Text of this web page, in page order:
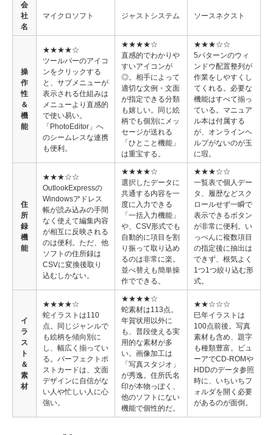
会
社
名
マイクロソフト ジャストシステム ソースネクスト
操
作
性
＆
機
能
★★★★☆
ツールバーのアイコ
ンをクリックする
と、サブメニューが
表示される仕組みは
メニューより直感的
で使い易い。
「PhotoEditor」へ
のシームレスな連携
も便利。
★★★★☆
直感的でわかりや
すいアイコンが
◎。相手によって
適切な文例・文面
が指定できる分類
も嬉しい。同じ絵
柄でも個別にメッ
セージが送れる
「ひとこと機能」
は重宝する。
★★★☆☆
5パターンのウィ
ンドウ配置整列が
作業をしやすくし
てくれる。必要な
機能はすべて揃っ
ている。マニュア
ル本は付属する
が、オンラインヘ
ルプがないのが玉
に瑕。
住
所
録
機
能
★★★☆☆
OutlookExpressの
Windowsアドレス
帳が読み込みの手間
なく使えて編集内容
が相互に反映される
のは便利。ただ、他
ソフトの住所録は
CSVに変換後取り
込むしかない。
★★★★☆
選択したデータに
共通する内容を一
度に入力できる
「一括入力機能」
や、CSV形式でも
自動的に項目を割
り振って取り込め
るのは非常に楽。
並べ替えも簡単操
作でできる。
★★★☆☆
一覧表で個人デー
タ、履歴などスク
ロールせず一瞬で
表示できるボタン
が非常に便利。い
っぺんに複数項目
の指定後に抽出は
できず、根気よく
1つ1つ絞り込む形
式。
イ
ラ
ス
ト
＆
素
材
★★★★☆
蛇イラストは110
点。同じジャンルで
も絵柄を傾向別に
し、幅広く揃ってい
る。パーフェクトポ
ストカードは、文面
デザインに自信がな
い人や忙しい人に心
強い。
★★★★☆
蛇素材は113点。
年賀状用以外に
も、普段使える実
用的な素材が多
い。画像加工は
「写真スタジオ」
が秀逸。住所氏名
印が本物っぽく、
他のソフトにない
機能で個性的だ。
★★☆☆☆
巳年イラストは
100点前後。写真
素材も含め、題字
も種類豊富。ビュ
ーアでCD-ROMや
HDDのデータ参照
時に、いちいちフ
ォルダを開く必要
があるのが面倒。